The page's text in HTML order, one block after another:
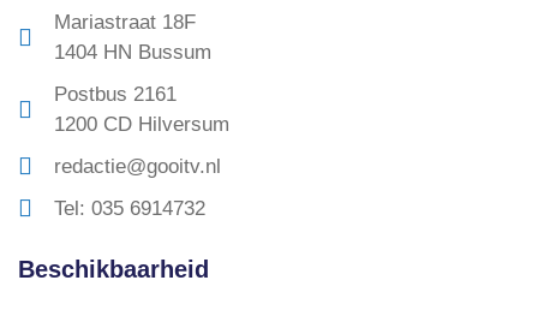
Mariastraat 18F
1404 HN Bussum
Postbus 2161
1200 CD Hilversum
redactie@gooitv.nl
Tel: 035 6914732
Beschikbaarheid